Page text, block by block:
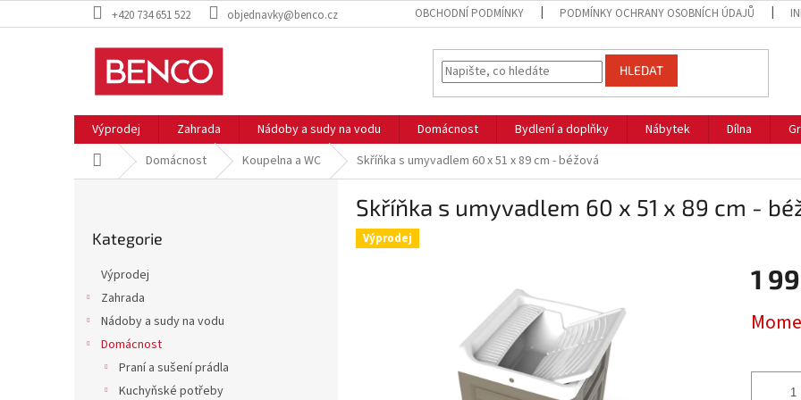
na
+420 734 651 522 objednavky@benco.cz OBCHODNÍ PODMÍNKY PODMÍNKY OCHRANY OSOBNÍCH ÚDAJŮ
HLEDAT
Výprodej Zahrada Nádoby a sudy na vodu Domácnost Bydlení a doplňky Nábytek Dílna
Domů Domácnost Koupelna a WC Skříňka s umyvadlem 60 x 51 x 89 cm - béžová
kategorie
Kategorie
Výprodej
Zahrada
Nádoby a sudy na vodu
Domácnost
Praní a sušení prádla
Kuchyňské potřeby
Skříňka s umyvadlem 60 x 51 x 89 cm -
Výprodej
1
cena: